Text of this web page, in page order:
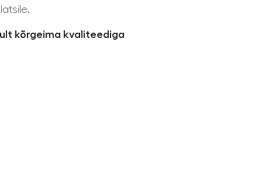
kõrgeima kvaliteediga